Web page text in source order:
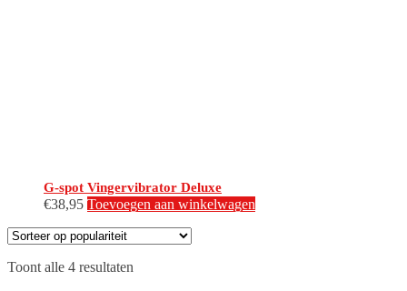
G-spot Vingervibrator Deluxe
€38,95 Toevoegen aan winkelwagen
Toont alle 4 resultaten